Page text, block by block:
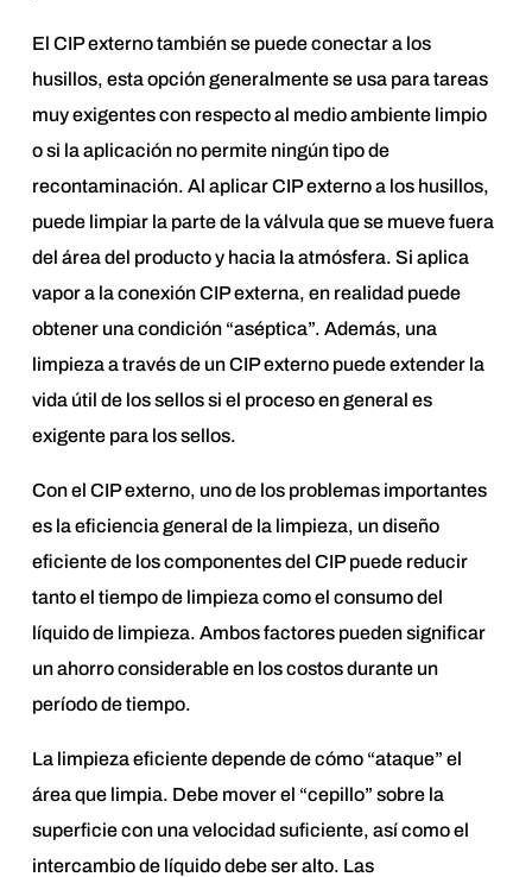
El CIP externo también se puede conectar a los
husillos, esta opción generalmente se usa para tareas
muy exigentes con respecto al medio ambiente limpio
o si la aplicación no permite ningún tipo de
recontaminación. Al aplicar CIP externo a los husillos,
puede limpiar la parte de la válvula que se mueve fuera
del área del producto y hacia la atmósfera. Si aplica
vapor a la conexión CIP externa, en realidad puede
obtener una condición “aséptica”. Además, una
limpieza a través de un CIP externo puede extender la
vida útil de los sellos si el proceso en general es
exigente para los sellos.
Con el CIP externo, uno de los problemas importantes
es la eficiencia general de la limpieza, un diseño
eficiente de los componentes del CIP puede reducir
tanto el tiempo de limpieza como el consumo del
líquido de limpieza. Ambos factores pueden significar
un ahorro considerable en los costos durante un
período de tiempo.
La limpieza eficiente depende de cómo “ataque” el
área que limpia. Debe mover el “cepillo” sobre la
superficie con una velocidad suficiente, así como el
intercambio de líquido debe ser alto. Las